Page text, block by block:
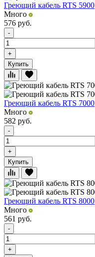
Греющий кабель RTS 5900
Много
576 руб.
-
+
Купить
Греющий кабель RTS 7000
Много
582 руб.
-
+
Купить
Греющий кабель RTS 8000
Много
561 руб.
-
+